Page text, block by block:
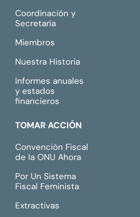
Coordinación y
Secretaría
Miembros
Nuestra Historia
Informes anuales
y estados
financieros
TOMAR ACCIÓN
Convención Fiscal
de la ONU Ahora
Por Un Sistema
Fiscal Feminista
Extractivas